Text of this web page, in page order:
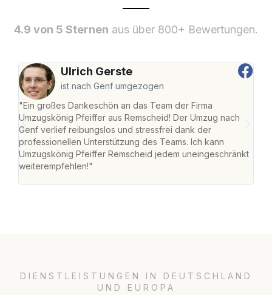
4.9 von 5 Sternen aus über 800+ Bewertungen.
Ulrich Gerste
ist nach Genf umgezogen
"Ein großes Dankeschön an das Team der Firma
Umzugskönig Pfeiffer aus Remscheid! Der Umzug nach
Genf verlief reibungslos und stressfrei dank der
professionellen Unterstützung des Teams. Ich kann
Umzugskönig Pfeiffer Remscheid jedem uneingeschränkt
weiterempfehlen!"
DIENSTLEISTUNGEN IN DEUTSCHLAND
UND EUROPA